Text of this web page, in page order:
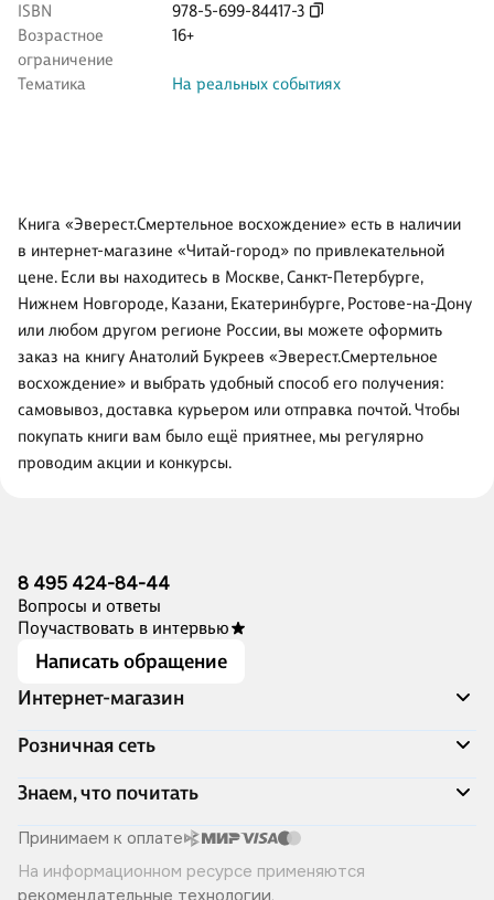
ISBN
978-5-699-84417-3
Возрастное
ограничение
16+
Тематика На реальных событиях
Книга «Эверест.Смертельное восхождение» есть в наличии
в интернет-магазине «Читай-город» по привлекательной
цене. Если вы находитесь в Москве, Санкт-Петербурге,
Нижнем Новгороде, Казани, Екатеринбурге, Ростове-на-Дону
или любом другом регионе России, вы можете оформить
заказ на книгу Анатолий Букреев «Эверест.Смертельное
восхождение» и выбрать удобный способ его получения:
самовывоз, доставка курьером или отправка почтой. Чтобы
покупать книги вам было ещё приятнее, мы регулярно
проводим акции и конкурсы.
8 495 424-84-44
Вопросы и ответы
Поучаствовать в интервью
Написать обращение
Интернет-магазин
Акции
Доставка и оплата
Программа лояльности
Подарочные сертификаты
Правила продажи
Политика конфиденциальности
Розничная сеть
Адреса магазинов
О компании
Хотите у нас работать?
Знаем, что почитать
Скоро в продаже
Лучшие из лучших
Принимаем к оплате
На информационном ресурсе применяются